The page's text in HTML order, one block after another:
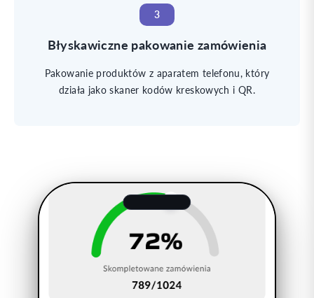
3
Błyskawiczne pakowanie zamówienia
Pakowanie produktów z aparatem telefonu, który
działa jako skaner kodów kreskowych i QR.